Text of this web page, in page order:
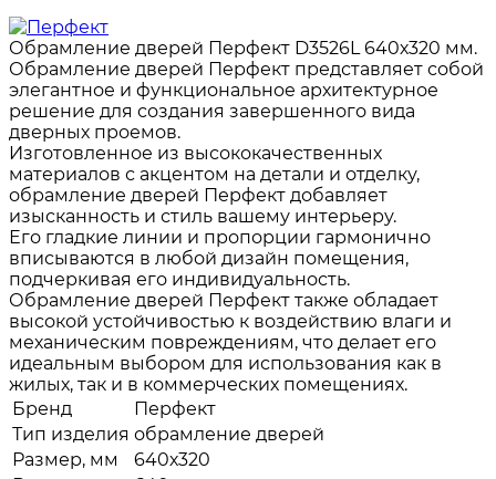
Обрамление дверей Перфект D3526L 640х320 мм.
Обрамление дверей Перфект представляет собой
элегантное и функциональное архитектурное
решение для создания завершенного вида
дверных проемов.
Изготовленное из высококачественных
материалов с акцентом на детали и отделку,
обрамление дверей Перфект добавляет
изысканность и стиль вашему интерьеру.
Его гладкие линии и пропорции гармонично
вписываются в любой дизайн помещения,
подчеркивая его индивидуальность.
Обрамление дверей Перфект также обладает
высокой устойчивостью к воздействию влаги и
механическим повреждениям, что делает его
идеальным выбором для использования как в
жилых, так и в коммерческих помещениях.
Бренд
Перфект
Тип изделия обрамление дверей
Размер, мм
640х320